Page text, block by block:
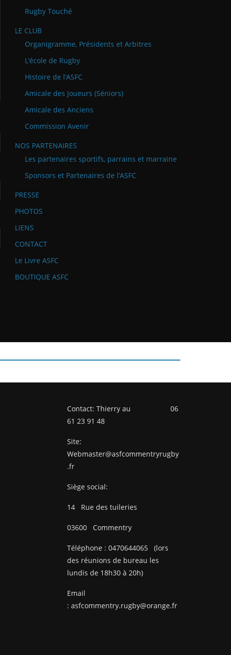
Rugby Touché
LE CLUB
Organigramme, Présidents et Arbitres
L’école de Rugby
Histoire de l’ASFC
Amicale des Joueurs (Séniors)
Amicale des Anciens
Commission Avenir
NOS PARTENAIRES
Les partenaires sportifs, parrains et marraine
Sponsors et Partenaires de l’ASFC
PRESSE
PHOTOS
LIENS
CONTACT
Le Livre ASFC
BOUTIQUE ASFC
Contact: Thierry au 06
61 23 91 48
Site:
Webmaster@asfcommentryrugby
.fr
Siège social:
14 Rue des tuileries
03600 Commentry
Téléphone : 0470644065
(lors
des réunions de bureau les
lundis de 18h30 à 20h)
Email
: asfcommentry.rugby@orange.fr